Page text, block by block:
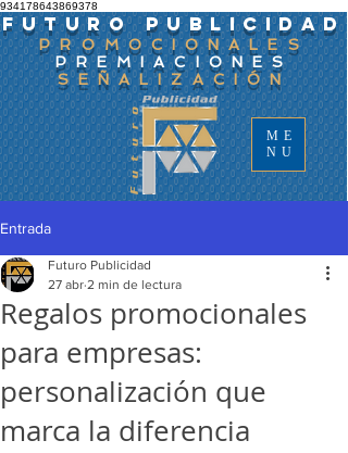
934178643869378
FUTURO PUBLICIDAD
PROMOCIONALES
PREMIACIONES
SEÑALIZACIÓN
ME
NU
Entrada
Regalos promocionales
para empresas:
personalización que
marca la diferencia
Futuro Publicidad
27 abr 2 min de lectura